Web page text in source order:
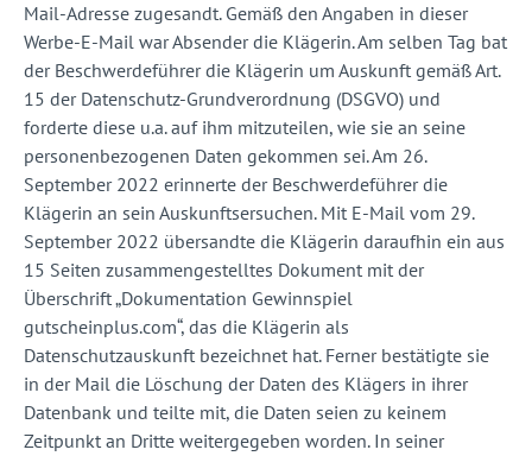
Mail-Adresse zugesandt. Gemäß den Angaben in dieser
Werbe-E-Mail war Absender die Klägerin. Am selben Tag bat
der Beschwerdeführer die Klägerin um Auskunft gemäß Art.
15 der Datenschutz-Grundverordnung (DSGVO) und
forderte diese u.a. auf ihm mitzuteilen, wie sie an seine
personenbezogenen Daten gekommen sei. Am 26.
September 2022 erinnerte der Beschwerdeführer die
Klägerin an sein Auskunftsersuchen. Mit E-Mail vom 29.
September 2022 übersandte die Klägerin daraufhin ein aus
15 Seiten zusammengestelltes Dokument mit der
Überschrift „Dokumentation Gewinnspiel
gutscheinplus.com“, das die Klägerin als
Datenschutzauskunft bezeichnet hat. Ferner bestätigte sie
in der Mail die Löschung der Daten des Klägers in ihrer
Datenbank und teilte mit, die Daten seien zu keinem
Zeitpunkt an Dritte weitergegeben worden. In seiner